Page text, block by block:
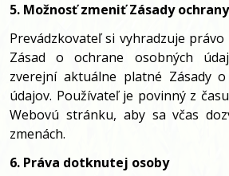
5. Možnosť zmeniť Zásady
Prevádzkovateľ si vyhradzuje
Zásad o ochrane osobných
zverejní aktuálne platné Zásady
údajov. Používateľ je povinný z
Webovú stránku, aby sa včas
zmenách.
6. Práva dotknutej osoby